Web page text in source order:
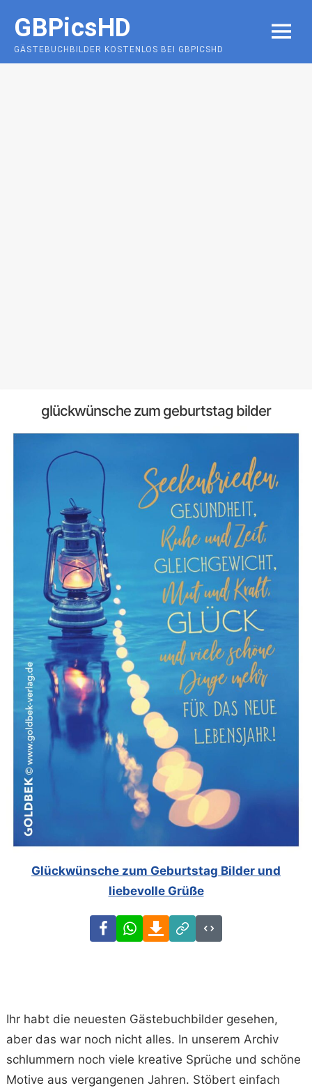
content
GBPicsHD
GÄSTEBUCHBILDER KOSTENLOS BEI GBPICSHD
MENU
glückwünsche zum geburtstag bilder
Glückwünsche zum Geburtstag Bilder und
liebevolle Grüße
FacebookWhatsAppDownload
Link
Code
Ihr habt die neuesten Gästebuchbilder gesehen,
aber das war noch nicht alles. In unserem Archiv
schlummern noch viele kreative Sprüche und schöne
Motive aus vergangenen Jahren. Stöbert einfach